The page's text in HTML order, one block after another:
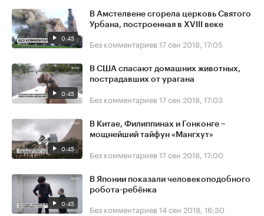
0:45
В Амстелвене сгорела церковь Святого
Урбана, построенная в XVIII веке
Без комментариев 17 сен 2018, 17:05
0:45
В США спасают домашних животных,
пострадавших от урагана
Без комментариев 17 сен 2018, 17:03
0:45
В Китае, Филиппинах и Гонконге –
мощнейший тайфун «Мангхут»
Без комментариев 17 сен 2018, 17:00
0:45
В Японии показали человекоподобного
робота-ребёнка
Без комментариев 14 сен 2018, 16:30